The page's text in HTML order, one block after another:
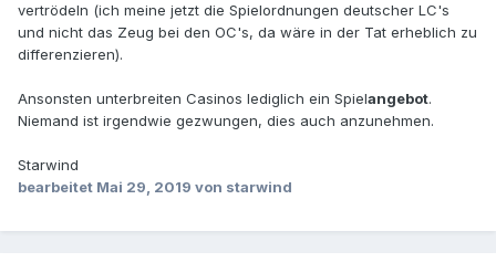
vertrödeln (ich meine jetzt die Spielordnungen deutscher LC's
und nicht das Zeug bei den OC's, da wäre in der Tat erheblich zu
differenzieren).
Ansonsten unterbreiten Casinos lediglich ein Spielangebot.
Niemand ist irgendwie gezwungen, dies auch anzunehmen.
Starwind
bearbeitet Mai 29, 2019 von starwind